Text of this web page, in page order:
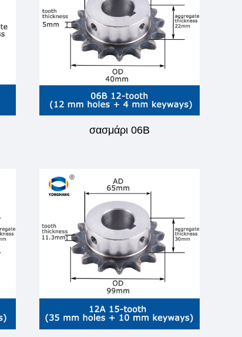
σασμάρι 06B